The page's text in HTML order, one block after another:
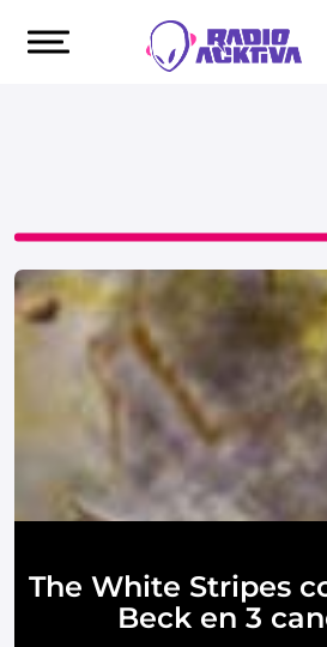
The White Stripes
Beck en 3